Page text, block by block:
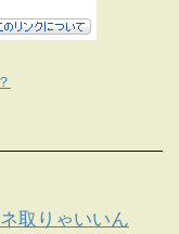
取りゃいいん